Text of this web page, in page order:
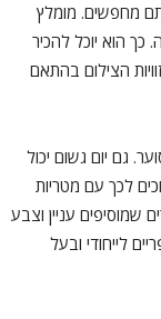
מחפשים. מומלץ
כך הוא יוכל להכיר
הצילום בהתאם
גם יום גשום יכול
לכך עם מטריות
שמוסיפים עניין וצבע
לייחודי ובעל